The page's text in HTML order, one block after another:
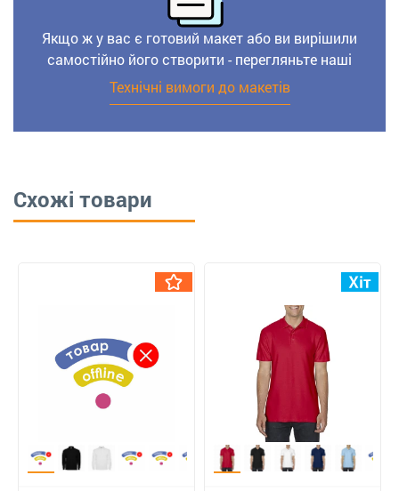
Якщо ж у вас є готовий макет або ви вирішили
самостійно його створити - перегляньте наші
Технічні вимоги до макетів
Схожі товари